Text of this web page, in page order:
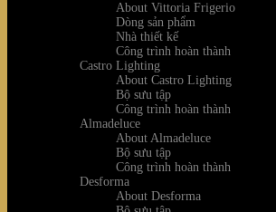
About Vittoria Frigerio
Dòng sản phẩm
Nhà thiết kế
Công trình hoàn thành
Castro Lighting
About Castro Lighting
Bộ sưu tập
Công trình hoàn thành
Almadeluce
About Almadeluce
Bộ sưu tập
Công trình hoàn thành
Desforma
About Desforma